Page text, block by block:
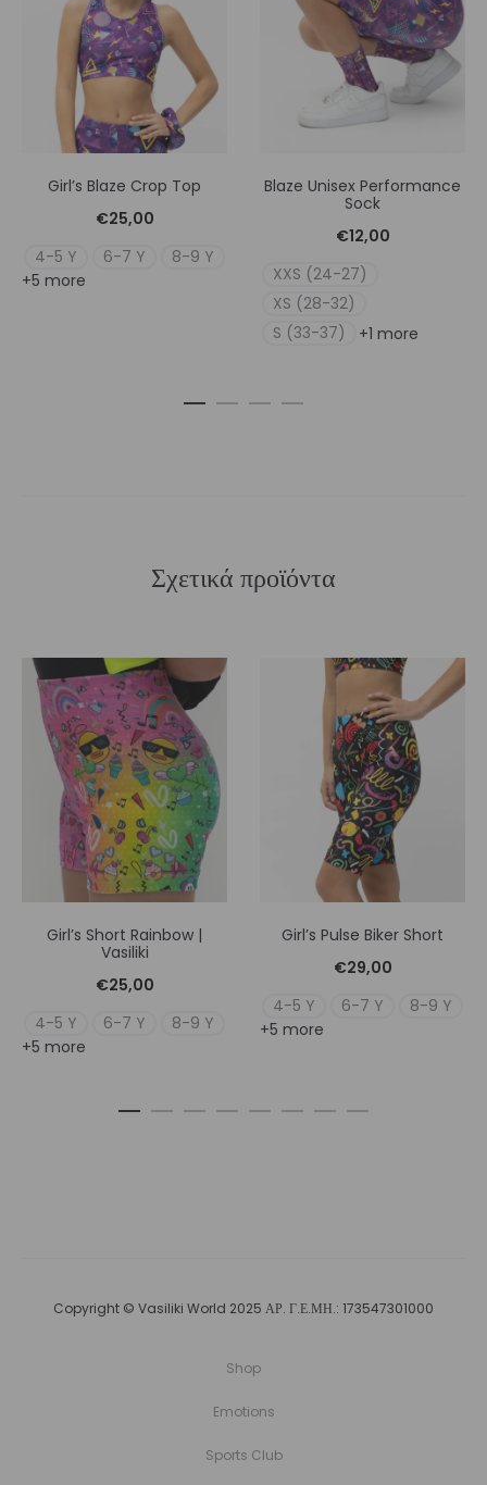
Girl’s Blaze Crop Top
€25,00
4-5 Y
6-7 Y
8-9 Y
+5 more
Blaze Unisex Performance
Sock
€12,00
XXS (24-27)
XS (28-32)
S (33-37)
+1 more
Σχετικά προϊόντα
Girl’s Short Rainbow |
Vasiliki
€25,00
4-5 Y
6-7 Y
8-9 Y
+5 more
Girl’s Pulse Biker Short
€29,00
4-5 Y
6-7 Y
8-9 Y
+5 more
Copyright © Vasiliki World 2025 ΑΡ. Γ.Ε.ΜΗ.: 173547301000
Shop
Emotions
Sports Club